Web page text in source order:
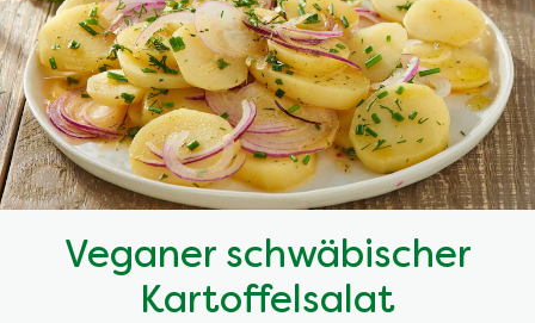
Veganer schwäbischer
Kartoffelsalat